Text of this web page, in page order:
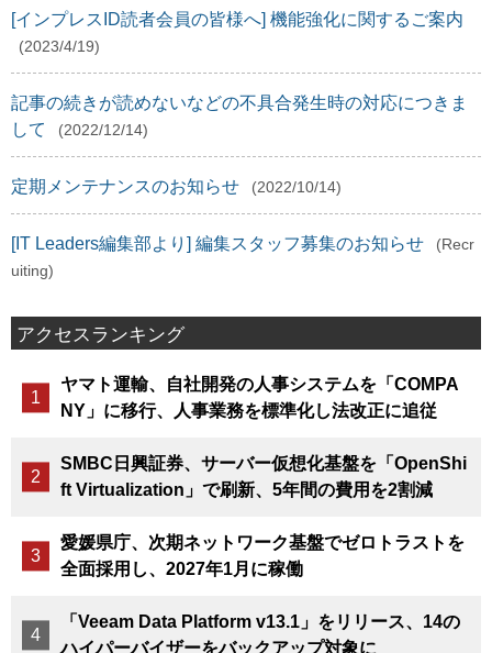
[インプレスID読者会員の皆様へ] 機能強化に関するご案内
(2023/4/19)
記事の続きが読めないなどの不具合発生時の対応につきま
して
(2022/12/14)
定期メンテナンスのお知らせ (2022/10/14)
[IT Leaders編集部より] 編集スタッフ募集のお知らせ
(Recr
uiting)
アクセスランキング
ヤマト運輸、自社開発の人事システムを「COMPA
NY」に移行、人事業務を標準化し法改正に追従
SMBC日興証券、サーバー仮想化基盤を「OpenShi
ft Virtualization」で刷新、5年間の費用を2割減
愛媛県庁、次期ネットワーク基盤でゼロトラストを
全面採用し、2027年1月に稼働
「Veeam Data Platform v13.1」をリリース、14の
ハイパーバイザーをバックアップ対象に